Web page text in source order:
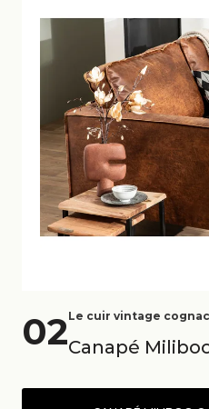
02Le cuir vintage cognac
Canapé